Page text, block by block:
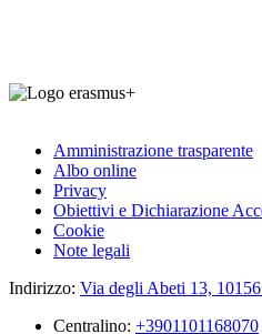
Amministrazione trasparente
Albo online
Privacy
Obiettivi e Dichiarazione
Cookie
Note legali
Indirizzo: Via degli Abeti 13,
Centralino: +3901101168070